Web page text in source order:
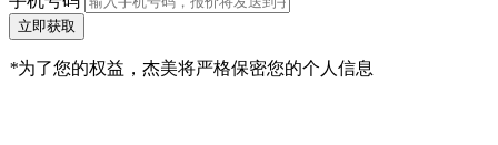
立即获取
*为了您的权益，杰美将严格保密您的个人信息